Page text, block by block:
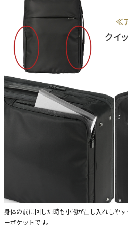
身体の前に回した時も小物が出し入れしや
ーポケットです。